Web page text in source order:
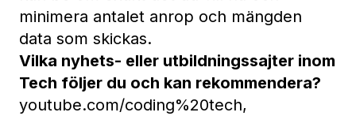
minimera antalet anrop och mängden
data som skickas.
Vilka nyhets- eller utbildningssajter inom
Tech följer du och kan rekommendera?
youtube.com/coding%20tech,